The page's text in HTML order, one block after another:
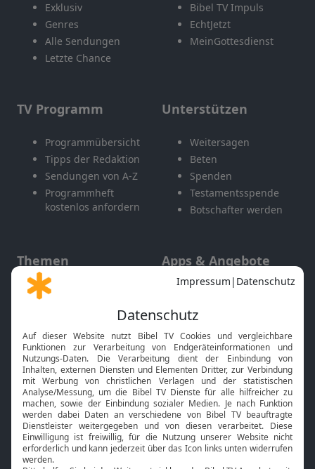
Exklusiv
Genres
Alle Sendungen
Letzte Chance
Bibel TV Impuls
EchtJetzt
MeinGottesdienst
TV Programm
Programmübersicht
Tipps der Redaktion
Sendungen von A-Z
Programmheft
kostenlos anfordern
Unterstützen
Weitersagen
Beten
Spenden
Testamentsspende
Botschafter werden
Themen
Gott und Bibel erklärt
Neuigkeiten
Apps & Angebote
Mobile App
Smart TV
HbbTV
Bibelthek Online-Bibel
Nächster Gottesdienst
Bibel TV Service